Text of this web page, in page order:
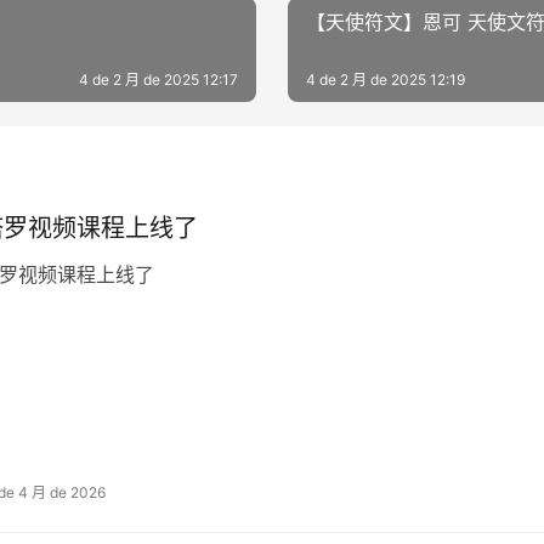
4 de 2 月 de 2025 12:17
【天使符文】恩可 天使文
4 de 2 月 de 2025 12:19
视频课程上线了
视频课程上线了
4 月 de 2026